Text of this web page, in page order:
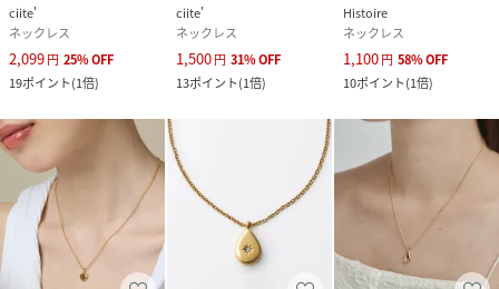
KR8270_hpy1068
hpy1068-1-16 KR8270
ciite'
ネックレス
2,099円 25%OFF
19ポイント(1倍)
ciite'
ネックレス
1,500円 31%OFF
13ポイント(1倍)
Histoire
ネックレス
1,100円 58%OFF
10ポイント(1倍)